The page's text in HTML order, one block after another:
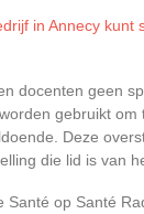
in Annecy kunt
docenten geen
gebruikt
Deze
die lid is van
op Santé